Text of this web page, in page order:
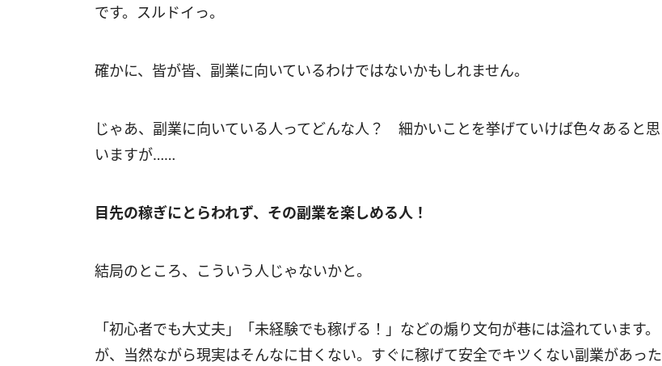
です。スルドイっ。
確かに、皆が皆、副業に向いているわけではないかもしれません。
じゃあ、副業に向いている人ってどんな人？ 細かいことを挙げていけば色々あると思
いますが……
目先の稼ぎにとらわれず、その副業を楽しめる人！
結局のところ、こういう人じゃないかと。
「初心者でも大丈夫」「未経験でも稼げる！」などの煽り文句が巷には溢れています。
が、当然ながら現実はそんなに甘くない。すぐに稼げて安全でキツくない副業があった